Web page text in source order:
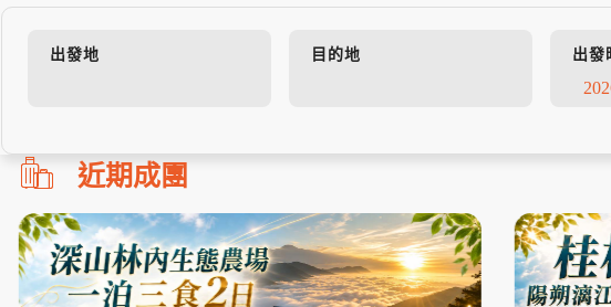
出發地 目的地 出發
刪!!
bar
近期成團